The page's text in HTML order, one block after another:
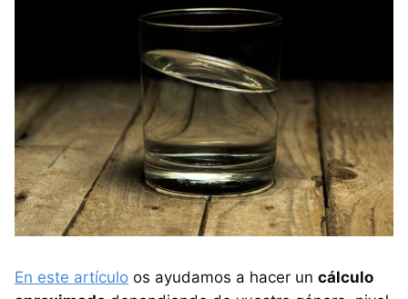
En este artículo os ayudamos a hacer un cálculo